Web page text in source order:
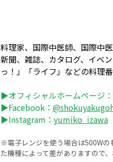
料理家、国際中医師、国際中
新聞、雑誌、カタログ、イベ
っ！」「ライフ」などの料理番
▶オフィシャルホームページ：
▶Facebook：
▶Instagram： yumiko_izawa
※電子レンジを使う場合は500Wの
た機種によって差がありますので